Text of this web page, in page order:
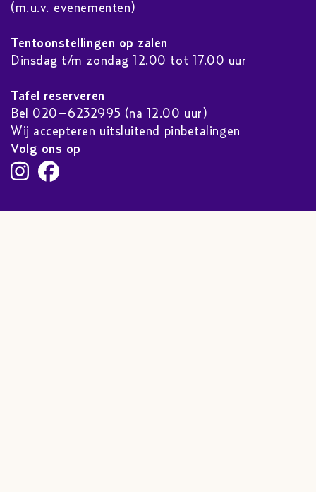
(m.u.v. evenementen)
Tentoonstellingen op zalen
Dinsdag t/m zondag 12.00 tot 17.00 uur
Tafel reserveren
Bel 020–6232995 (na 12.00 uur)
Wij accepteren uitsluitend pinbetalingen
Volg ons op